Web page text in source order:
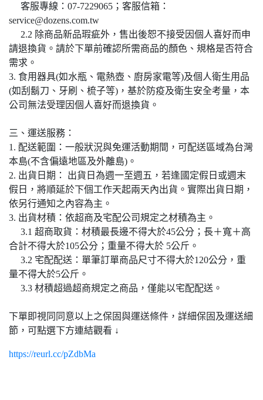
客服專線：07-7229065；客服信箱：
service@dozens.com.tw
2.2 除商品新品瑕疵外，售出後恕不接受因個人喜好而申
請退換貨。請於下單前確認所需商品的顏色、規格是否符合
需求。
3. 食用器具(如水瓶、電熱壺、廚房家電等)及個人衛生用品
(如刮鬍刀、牙刷、梳子等)，基於防疫及衛生安全考量，本
公司無法受理因個人喜好而退換貨。
三、運送服務：
1. 配送範圍：一般狀況與免運活動期間，可配送區域為台灣
本島(不含偏遠地區及外離島)。
2. 出貨日期： 出貨日為週一至週五，若逢國定假日或週末
假日，將順延於下個工作天起兩天內出貨。實際出貨日期，
依另行通知之內容為主。
3. 出貨材積：依超商及宅配公司規定之材積為主。
3.1 超商取貨：材積最長邊不得大於45公分；長＋寬＋高
合計不得大於105公分；重量不得大於 5公斤。
3.2 宅配配送：單筆訂單商品尺寸不得大於120公分，重
量不得大於5公斤。
3.3 材積超過超商規定之商品，僅能以宅配配送。
下單即視同同意以上之保固與運送條件，詳細保固及運送細
節，可點選下方連結觀看 ↓
https://reurl.cc/pZdbMa